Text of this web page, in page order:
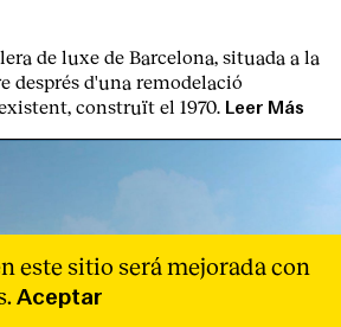
de luxe de Barcelona, situada a la
després d'una remodelació
construït el 1970.
Leer Más
este sitio será mejorada con
Aceptar